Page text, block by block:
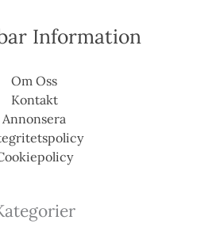
Information
Om Oss
Kontakt
Annonsera